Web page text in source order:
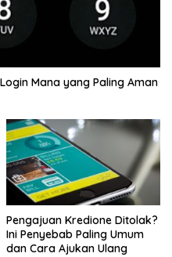
Mana yang Paling Aman
Pengajuan Kredione Ditolak?
Ini Penyebab Paling Umum
dan Cara Ajukan Ulang